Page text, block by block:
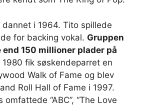
i 1964. Tito spillede
for backing vokal. Gruppen
end 150 millioner plader på
1980 fik søskendeparret en
Walk of Fame og blev
Roll Hall of Fame i 1997.
omfattede “ABC”, “The Love